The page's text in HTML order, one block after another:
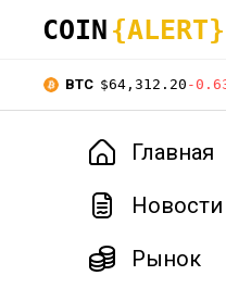
COIN {ALERT}
BTC $64,312.20 -
Главная
Новости
Рынок